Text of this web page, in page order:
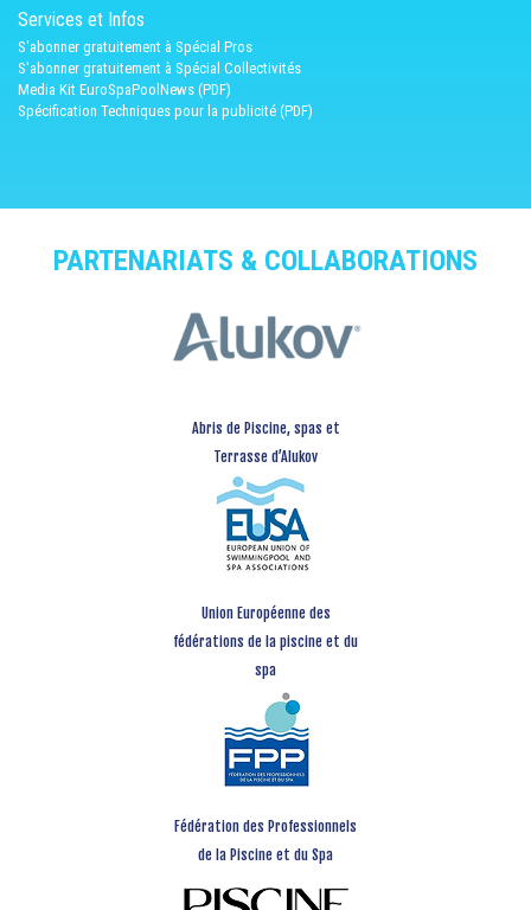
Services et Infos
S'abonner gratuitement à Spécial Pros
S'abonner gratuitement à Spécial Collectivités
Media Kit EuroSpaPoolNews (PDF)
Spécification Techniques pour la publicité (PDF)
PARTENARIATS & COLLABORATIONS
Abris de Piscine, spas et
Terrasse d’Alukov
Union Européenne des
fédérations de la piscine et du
spa
Fédération des Professionnels
de la Piscine et du Spa